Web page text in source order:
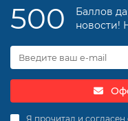
500
Баллов
новости!
Я прочитал и согласен